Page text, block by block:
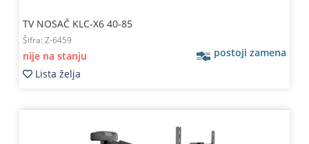
TV NOSAČ KLC-X6 40-85
Šifra: Z-6459
nije na stanju
postoji zamena
Lista želja